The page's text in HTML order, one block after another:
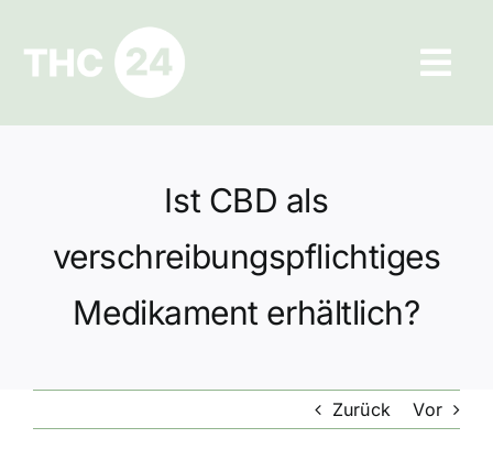
springen
Ratgeber
Datenschutz
Ist CBD als
verschreibungspflichtiges
Medikament erhältlich?
Zurück Vor